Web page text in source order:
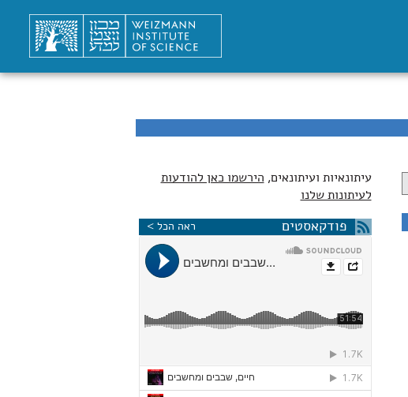
עיתונאיות ועיתונאים, הירשמו כאן להודעות
לעיתונות שלנו
פודקאסטים ראה הכל >